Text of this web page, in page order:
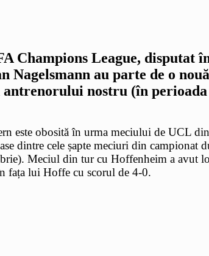
Champions League, disputat
au parte de o
nostru (în
este obosită în urma meciului de UCL
dintre cele șapte meciuri din campionat
Meciul din tur cu Hoffenheim a avut
fața lui Hoffe cu scorul de 4-0.